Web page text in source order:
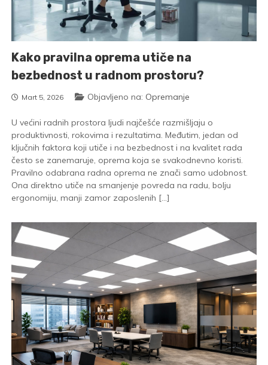
Kako pravilna oprema utiče na
bezbednost u radnom prostoru?
Mart 5, 2026 Objavljeno na: Opremanje
U većini radnih prostora ljudi najčešće razmišljaju o
produktivnosti, rokovima i rezultatima. Međutim, jedan od
ključnih faktora koji utiče i na bezbednost i na kvalitet rada
često se zanemaruje, oprema koja se svakodnevno koristi.
Pravilno odabrana radna oprema ne znači samo udobnost.
Ona direktno utiče na smanjenje povreda na radu, bolju
ergonomiju, manji zamor zaposlenih […]